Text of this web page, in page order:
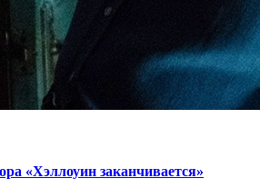
«Хэллоуин заканчивается»